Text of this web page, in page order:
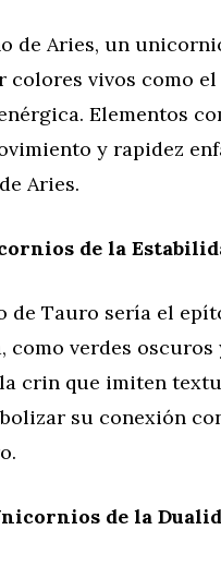
de Aries, un
colores vivos como
Elementos
y rapidez
Aries.
de la
de Tauro sería el
como verdes
crin que imiten
su conexión
de la